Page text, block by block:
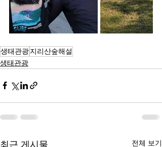
생태관광지리산숲해설
생태관광
최근 게시물 전체 보기